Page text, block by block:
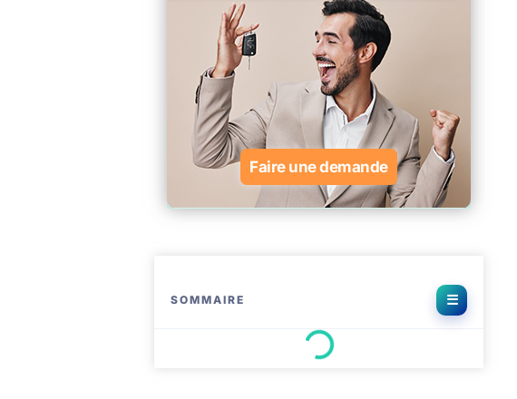
SOMMAIRE
Faire une demande